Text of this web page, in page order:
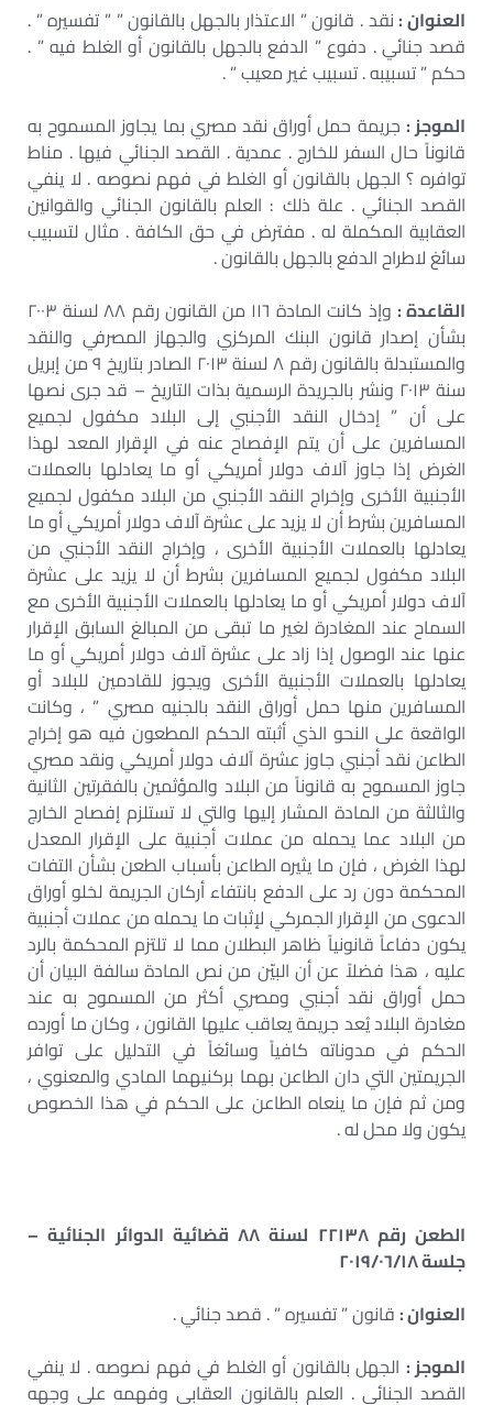
العنوان :نقد . قانون ” الاعتذار بالجهل بالقانون ” ” تفسيره ” .
قصد جنائي . دفوع ” الدفع بالجهل بالقانون أو الغلط فيه ” .
حكم ” تسبيبه . تسبيب غير معيب ” .
الموجز : جريمة حمل أوراق نقد مصري بما يجاوز المسموح به
قانوناً حال السفر للخارج . عمدية . القصد الجنائي فيها . مناط
توافره ؟ الجهل بالقانون أو الغلط في فهم نصوصه . لا ينفي
القصد الجنائي . علة ذلك : العلم بالقانون الجنائي والقوانين
العقابية المكملة له . مفترض في حق الكافة . مثال لتسبيب
سائغ لاطراح الدفع بالجهل بالقانون .
القاعدة :
وإذ كانت المادة ١١٦ من القانون رقم ٨٨ لسنة ۲۰۰۳
بشأن إصدار قانون البنك المركزي والجهاز المصرفي والنقد
والمستبدلة بالقانون رقم ٨ لسنة ۲۰۱۳ الصادر بتاريخ ۹ من إبريل
سنة ٢٠١٣ ونشر بالجريدة الرسمية بذات التاريخ – قد جرى نصها
على أن ” إدخال النقد الأجنبي إلى البلاد مكفول لجميع
المسافرين على أن يتم الإفصاح عنه في الإقرار المعد لهذا
الغرض إذا جاوز آلاف دولار أمريكي أو ما يعادلها بالعملات
الأجنبية الأخرى وإخراج النقد الأجنبي من البلاد مكفول لجميع
المسافرين بشرط أن لا يزيد على عشرة آلاف دولار أمريكي أو ما
يعادلها بالعملات الأجنبية الأخرى ، وإخراج النقد الأجنبي من
البلاد مكفول لجميع المسافرين بشرط أن لا يزيد على عشرة
آلاف دولار أمريكي أو ما يعادلها بالعملات الأجنبية الأخرى مع
السماح عند المغادرة لغير ما تبقى من المبالغ السابق الإقرار
عنها عند الوصول إذا زاد على عشرة آلاف دولار أمريكي أو ما
يعادلها بالعملات الأجنبية الأخرى ويجوز للقادمين للبلاد أو
المسافرين منها حمل أوراق النقد بالجنيه مصري ” ، وكانت
الواقعة على النحو الذي أثبته الحكم المطعون فيه هو إخراج
الطاعن نقد أجنبي جاوز عشرة آلاف دولار أمريكي ونقد مصري
جاوز المسموح به قانوناً من البلاد والمؤثمين بالفقرتين الثانية
والثالثة من المادة المشار إليها والتي لا تستلزم إفصاح الخارج
من البلاد عما يحمله من عملات أجنبية على الإقرار المعدل
لهذا الغرض ، فإن ما يثيره الطاعن بأسباب الطعن بشأن التفات
المحكمة دون رد على الدفع بانتفاء أركان الجريمة لخلو أوراق
الدعوى من الإقرار الجمركي لإثبات ما يحمله من عملات أجنبية
يكون دفاعاً قانونياً ظاهر البطلان مما لا تلتزم المحكمة بالرد
عليه ، هذا فضلاً عن أن البيّن من نص المادة سالفة البيان أن
حمل أوراق نقد أجنبي ومصري أكثر من المسموح به عند
مغادرة البلاد يُعد جريمة يعاقب عليها القانون ، وكان ما أورده
الحكم في مدوناته كافياً وسائغاً في التدليل على توافر
الجريمتين التي دان الطاعن بهما بركنيهما المادي والمعنوي ،
ومن ثم فإن ما ينعاه الطاعن على الحكم في هذا الخصوص
يكون ولا محل له .
الطعن رقم ٢٢١٣٨ لسنة ٨٨ قضائية الدوائر الجنائية –
جلسة ٢٠١٩/٠٦/١٨
العنوان :قانون ” تفسيره ” . قصد جنائي .
الموجز : الجهل بالقانون أو الغلط في فهم نصوصه . لا ينفي
القصد الجنائي . العلم بالقانون العقابي وفهمه على وجهه